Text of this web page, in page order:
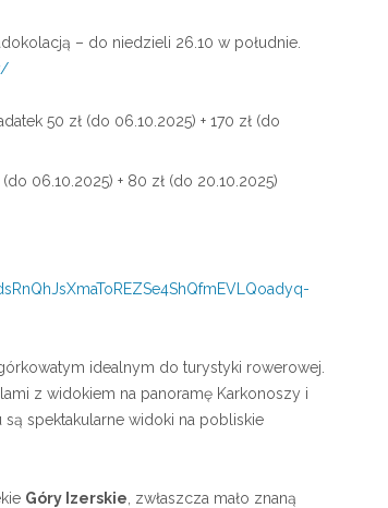
– do niedzieli 26.10 w południe.
50 zł (do 06.10.2025) + 170 zł (do
06.10.2025) + 80 zł (do 20.10.2025)
adyq-
idealnym do turystyki rowerowej.
z widokiem na panoramę Karkonoszy i
spektakularne widoki na pobliskie
Góry Izerskie , zwłaszcza mało znaną